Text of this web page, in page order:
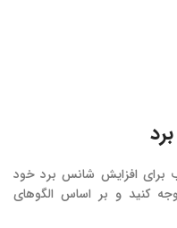
برای افزایش شانس برد خود
کنید و بر اساس الگوهای